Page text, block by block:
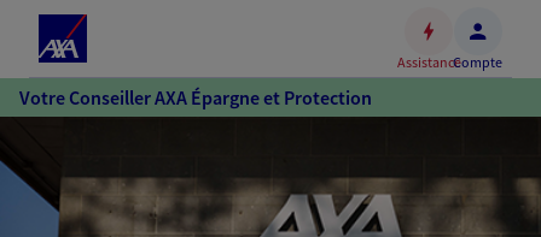
Accéder
au
Accéder
au
AssistanceCompte
Votre Conseiller AXA Épargne et Protection